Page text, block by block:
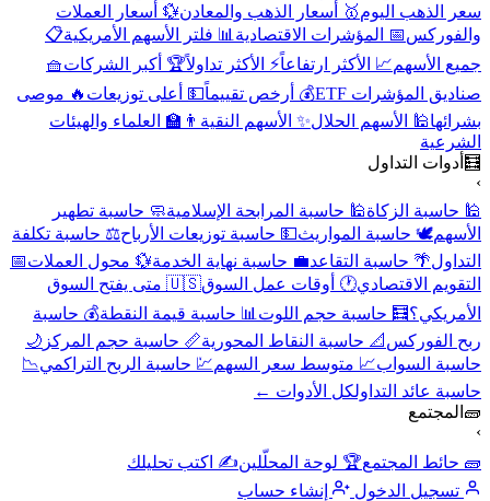
سعر الذهب اليوم🥇 أسعار الذهب والمعادن💱 أسعار العملات
والفوركس 📅 المؤشرات الاقتصادية📊 فلتر الأسهم الأمريكية📋
جميع الأسهم📈 الأكثر ارتفاعاً⚡ الأكثر تداولاً🏆 أكبر الشركات🧺
صناديق المؤشرات ETF
💰 أرخص تقييماً💵 أعلى توزيعات🔥 موصى
بشرائها🕌 الأسهم الحلال ✨ الأسهم النقية👨‍🏫 العلماء والهيئات
الشرعية
🧮أدوات التداول
🕌 حاسبة الزكاة🕌 حاسبة المرابحة الإسلامية🧼 حاسبة تطهير
الأسهم🕊️ حاسبة المواريث💵 حاسبة توزيعات الأرباح⚖️ حاسبة تكلفة
التداول 🌴 حاسبة التقاعد💼 حاسبة نهاية الخدمة💱 محول العملات📅
التقويم الاقتصادي🕐 أوقات عمل السوق
🇺🇸 متى يفتح السوق
الأمريكي؟🧮 حاسبة حجم اللوت📊 حاسبة قيمة النقطة💰 حاسبة
ربح الفوركس 📐 حاسبة النقاط المحورية📏 حاسبة حجم المركز 🌙
حاسبة السواب📈 متوسط سعر السهم💹 حاسبة الربح التراكمي 📉
حاسبة عائد التداولكل الأدوات ←
🧱المجتمع
🧱 حائط المجتمع🏆 لوحة المحلّلين✍️ اكتب تحليلك
تسجيل الدخول
إنشاء حساب